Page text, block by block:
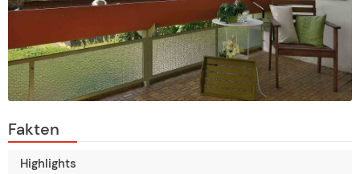
Fakten
Highlights